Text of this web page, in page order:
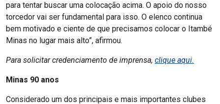
para tentar buscar uma colocação acima. O apoio do nosso
torcedor vai ser fundamental para isso. O elenco continua
bem motivado e ciente de que precisamos colocar o Itambé
Minas no lugar mais alto”, afirmou.
Para solicitar credenciamento de imprensa, clique aqui.
Minas 90 anos
Considerado um dos principais e mais importantes clubes